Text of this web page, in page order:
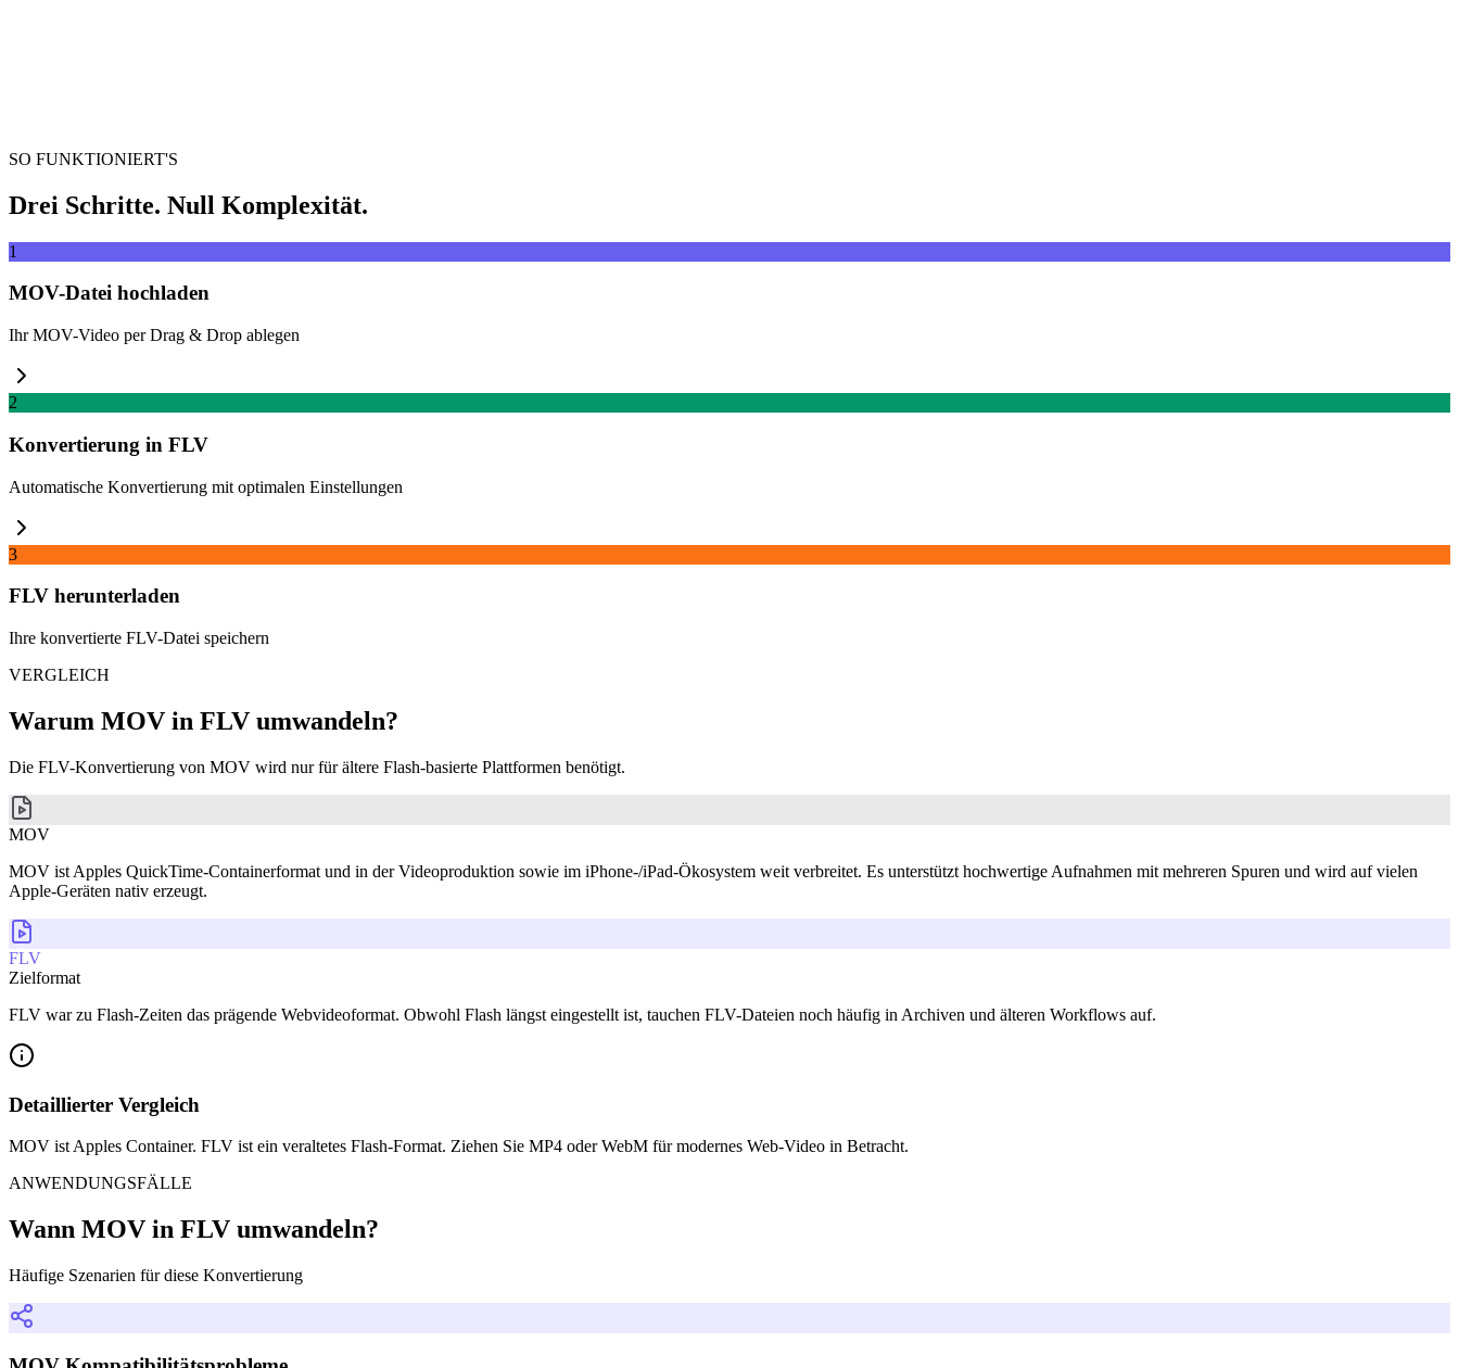
SO FUNKTIONIERT'S
Drei Schritte. Null Komplexität.
1
MOV-Datei hochladen
Ihr MOV-Video per Drag & Drop ablegen
2
Konvertierung in FLV
Automatische Konvertierung mit optimalen Einstellungen
3
FLV herunterladen
Ihre konvertierte FLV-Datei speichern
VERGLEICH
Warum MOV in FLV umwandeln?
Die FLV-Konvertierung von MOV wird nur für ältere Flash-basierte Plattformen benötigt.
MOV
MOV ist Apples QuickTime-Containerformat und in der Videoproduktion sowie im iPhone-/iPad-Ökosystem weit verbreitet. Es unterstützt hochwertige Aufnahmen mit mehreren Spuren und wird auf vielen
Apple-Geräten nativ erzeugt.
FLV
Zielformat
FLV war zu Flash-Zeiten das prägende Webvideoformat. Obwohl Flash längst eingestellt ist, tauchen FLV-Dateien noch häufig in Archiven und älteren Workflows auf.
Detaillierter Vergleich
MOV ist Apples Container. FLV ist ein veraltetes Flash-Format. Ziehen Sie MP4 oder WebM für modernes Web-Video in Betracht.
ANWENDUNGSFÄLLE
Wann MOV in FLV umwandeln?
Häufige Szenarien für diese Konvertierung